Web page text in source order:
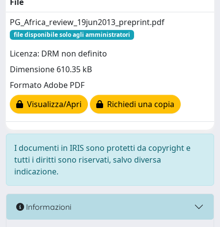
PG_Africa_review_19jun2013_preprint.pdf
file disponibile solo agli amministratori
Licenza: DRM non definito
Dimensione 610.35 kB
Formato Adobe PDF
Visualizza/Apri
Richiedi una copia
I documenti in IRIS sono protetti da copyright e
tutti i diritti sono riservati, salvo diversa
indicazione.
Informazioni